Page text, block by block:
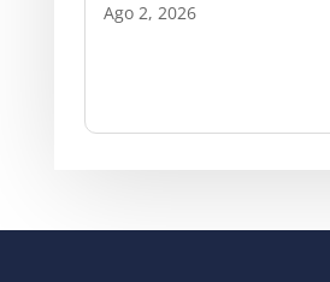
Ago 2, 2026